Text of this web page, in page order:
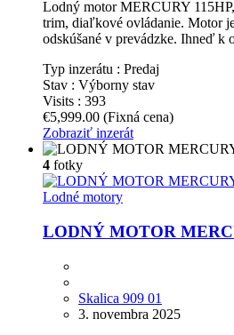
Lodný motor MERCURY
trim, diaľkové ovládanie. Motor
odskúšané v prevádzke. Ihneď k
Typ inzerátu : Predaj
Stav : Výborny stav
Visits : 393
€5,999.00 (Fixná cena)
Zobraziť inzerát
4 fotky
Lodné motory
LODNÝ MOTOR
Skalica 909 01
3. novembra 2025